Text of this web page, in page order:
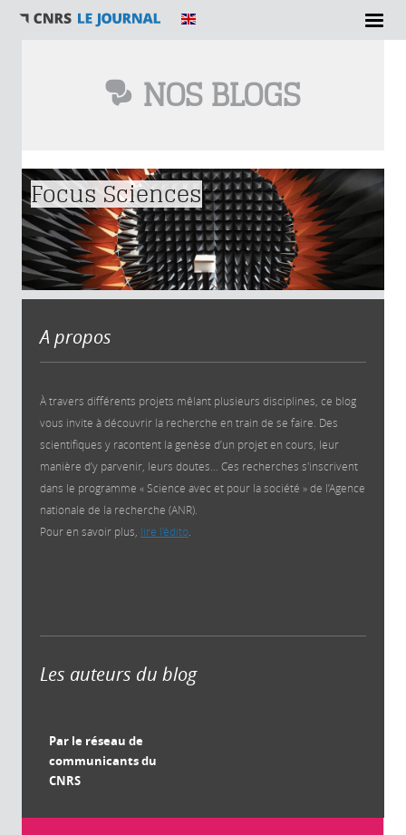
NOS BLOGS
Vous êtes ici
Focus Sciences
A propos
À travers différents projets mêlant plusieurs disciplines, ce blog
vous invite à découvrir la recherche en train de se faire. Des
scientifiques y racontent la genèse d’un projet en cours, leur
manière d’y parvenir, leurs doutes… Ces recherches s'inscrivent
dans le programme « Science avec et pour la société » de l’Agence
nationale de la recherche (ANR).
Pour en savoir plus, lire l'édito
Les auteurs du blog
Par le réseau de
communicants du
CNRS